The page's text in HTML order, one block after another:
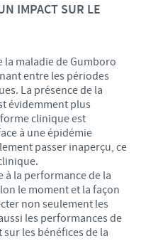
IMPACT SUR LE
la maladie de Gumboro
entre les périodes
La présence de la
évidemment plus
clinique est
à une épidémie
passer inaperçu, ce
à la performance de la
le moment et la façon
non seulement les
les performances de
les bénéfices de la